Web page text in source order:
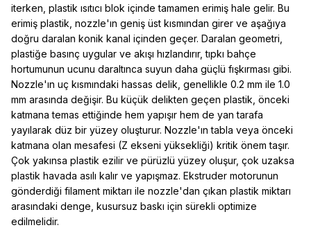
iterken, plastik ısıtıcı blok içinde tamamen erimiş hale gelir. Bu
erimiş plastik, nozzle'ın geniş üst kısmından girer ve aşağıya
doğru daralan konik kanal içinden geçer. Daralan geometri,
plastiğe basınç uygular ve akışı hızlandırır, tıpkı bahçe
hortumunun ucunu daraltınca suyun daha güçlü fışkırması gibi.
Nozzle'ın uç kısmındaki hassas delik, genellikle 0.2 mm ile 1.0
mm arasında değişir. Bu küçük delikten geçen plastik, önceki
katmana temas ettiğinde hem yapışır hem de yan tarafa
yayılarak düz bir yüzey oluşturur. Nozzle'ın tabla veya önceki
katmana olan mesafesi (Z ekseni yüksekliği) kritik önem taşır.
Çok yakınsa plastik ezilir ve pürüzlü yüzey oluşur, çok uzaksa
plastik havada asılı kalır ve yapışmaz. Ekstruder motorunun
gönderdiği filament miktarı ile nozzle'dan çıkan plastik miktarı
arasındaki denge, kusursuz baskı için sürekli optimize
edilmelidir.